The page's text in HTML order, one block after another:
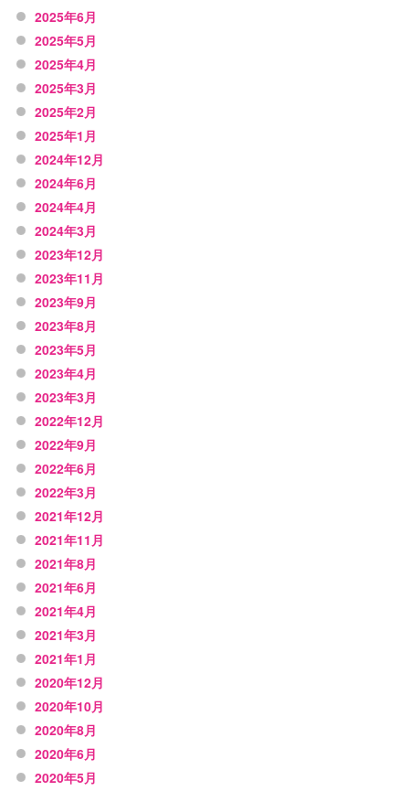
2025年6月
2025年5月
2025年4月
2025年3月
2025年2月
2025年1月
2024年12月
2024年6月
2024年4月
2024年3月
2023年12月
2023年11月
2023年9月
2023年8月
2023年5月
2023年4月
2023年3月
2022年12月
2022年9月
2022年6月
2022年3月
2021年12月
2021年11月
2021年8月
2021年6月
2021年4月
2021年3月
2021年1月
2020年12月
2020年10月
2020年8月
2020年6月
2020年5月